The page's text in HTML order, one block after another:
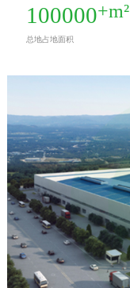
100000+m²
总地占地面积